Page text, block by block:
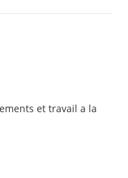
et travail a la